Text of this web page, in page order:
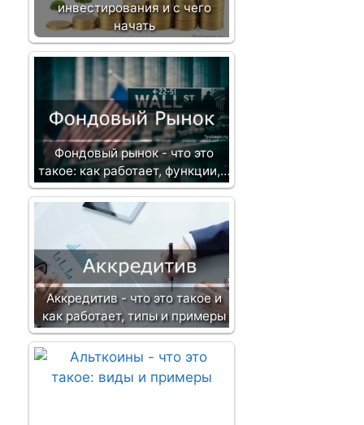
инвестирования и с чего
начать
Фондовый рынок - что это
такое: как работает, функции,…
Аккредитив - что это такое и
как работает, типы и примеры